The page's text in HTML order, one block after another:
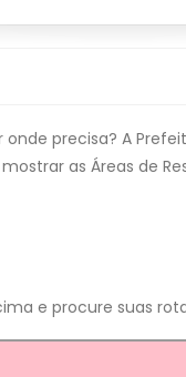
precisa? A
as Áreas de
e procure suas